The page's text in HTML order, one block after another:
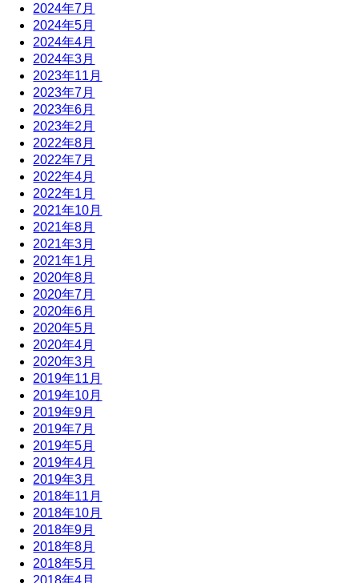
2024年7月
2024年5月
2024年4月
2024年3月
2023年11月
2023年7月
2023年6月
2023年2月
2022年8月
2022年7月
2022年4月
2022年1月
2021年10月
2021年8月
2021年3月
2021年1月
2020年8月
2020年7月
2020年6月
2020年5月
2020年4月
2020年3月
2019年11月
2019年10月
2019年9月
2019年7月
2019年5月
2019年4月
2019年3月
2018年11月
2018年10月
2018年9月
2018年8月
2018年5月